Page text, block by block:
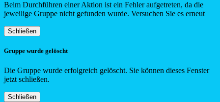
Beim Durchführen einer Aktion ist ein Fehler aufgetreten, da die
jeweilige Gruppe nicht gefunden wurde. Versuchen Sie es erneut
Schließen
Gruppe wurde gelöscht
Die Gruppe wurde erfolgreich gelöscht. Sie können dieses Fenster
jetzt schließen.
Schließen